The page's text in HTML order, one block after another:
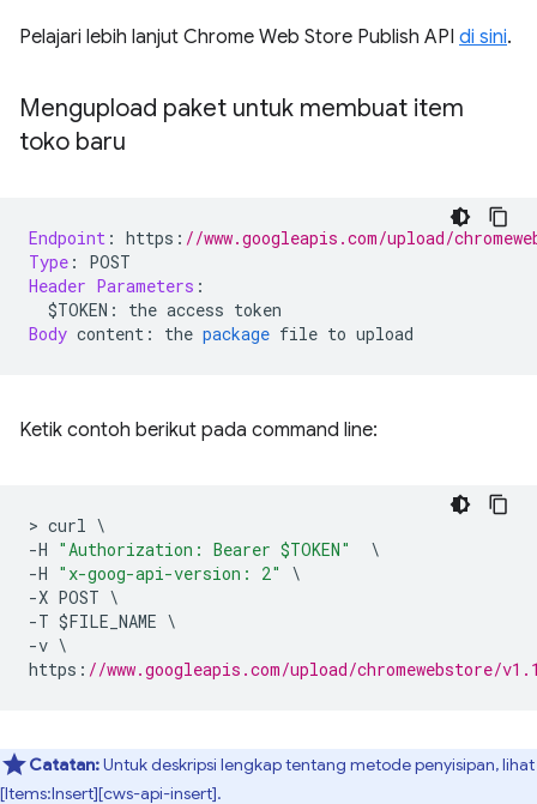
Pelajari lebih lanjut Chrome Web Store Publish API di sini.
Mengupload paket untuk membuat item
toko baru
Endpoint : https : //www.googleapis.com/upload/
Type :
POST
Header Parameters :
$TOKEN :
the access token
Body content : the package file to upload
Ketik contoh berikut pada command line:
> curl \
-H "Authorization: Bearer $TOKEN"
\
-H "x-goog-api-version: 2"
\
-X POST \
-T $FILE_NAME \
-v \
https : //www.googleapis.com/upload/chromewebstore/
Catatan:Untuk deskripsi lengkap tentang metode penyisipan, lihat
[Items:Insert][cws-api-insert].